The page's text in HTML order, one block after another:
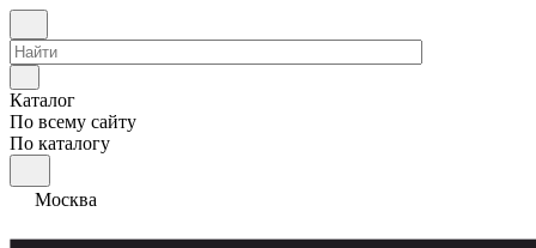
Каталог
По всему сайту
По каталогу
Москва